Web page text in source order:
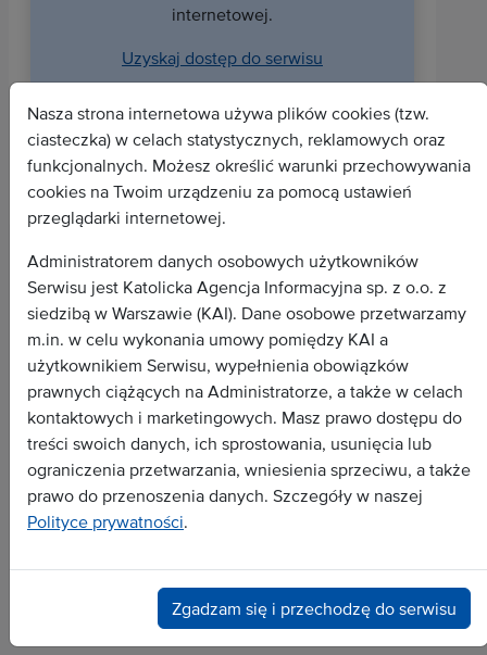
internetowej.
Uzyskaj dostęp do serwisu
Wszystkie depesze
Dokument
Wywiad
Analiza
Dossier
Zapowiedź
Popularne tematy:
sport
politykanauka
Nasza strona internetowa używa plików cookies (tzw.
ciasteczka) w celach statystycznych, reklamowych oraz
funkcjonalnych. Możesz określić warunki przechowywania
cookies na Twoim urządzeniu za pomocą ustawień
przeglądarki internetowej.
Administratorem danych osobowych użytkowników
Serwisu jest Katolicka Agencja Informacyjna sp. z o.o. z
siedzibą w Warszawie (KAI). Dane osobowe przetwarzamy
m.in. w celu wykonania umowy pomiędzy KAI a
użytkownikiem Serwisu, wypełnienia obowiązków
prawnych ciążących na Administratorze, a także w celach
kontaktowych i marketingowych. Masz prawo dostępu do
treści swoich danych, ich sprostowania, usunięcia lub
ograniczenia przetwarzania, wniesienia sprzeciwu, a także
prawo do przenoszenia danych. Szczegóły w naszej
Polityce prywatności.
Zgadzam się i przechodzę do serwisu